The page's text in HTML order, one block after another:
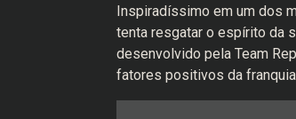
Inspiradíssimo em um dos
tenta resgatar o espírito da
desenvolvido pela Team
fatores positivos da